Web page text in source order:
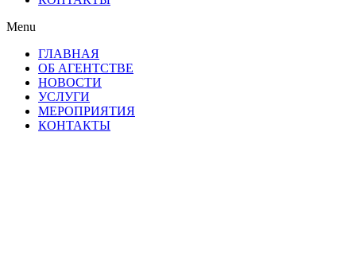
Menu
ГЛАВНАЯ
ОБ АГЕНТСТВЕ
НОВОСТИ
УСЛУГИ
МЕРОПРИЯТИЯ
КОНТАКТЫ